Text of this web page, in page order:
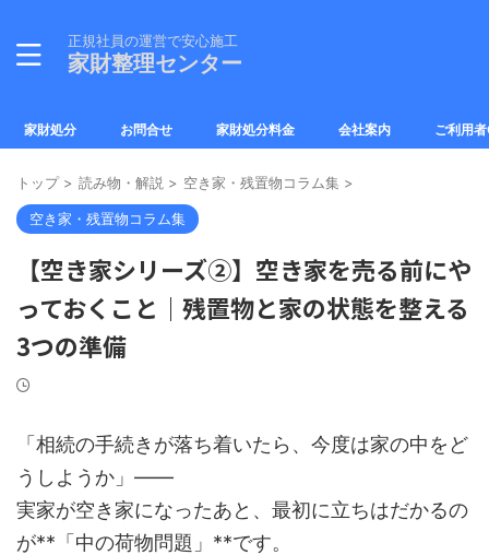
正規社員の運営で安心施工
家財整理センター
家財処分 お問合せ 家財処分料金 会社案内 ご利用
トップ > 読み物・解説 > 空き家・残置物コラム集 >
空き家・残置物コラム集
【空き家シリーズ②】空き家を売る前にや
っておくこと｜残置物と家の状態を整える
3つの準備
「相続の手続きが落ち着いたら、今度は家の中をど
うしようか」――
実家が空き家になったあと、最初に立ちはだかるの
が**「中の荷物問題」**です。